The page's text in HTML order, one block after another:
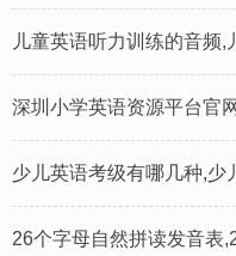
儿童英语听力训练的音频
深圳小学英语资源平台官
少儿英语考级有哪几种,少
26个字母自然拼读发音表